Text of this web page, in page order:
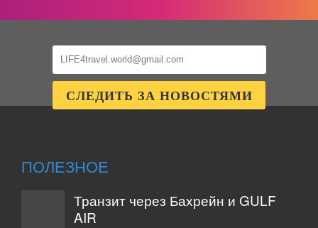
ПОЛЕЗНОЕ
Транзит через Бахрейн и GULF
AIR